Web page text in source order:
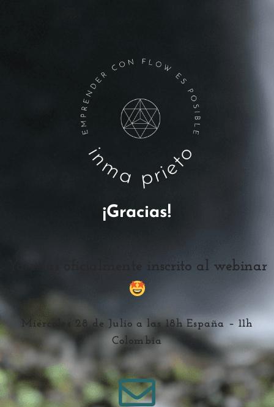
¡Gracias!
Ya estás oficialmente inscrito al webinar
Miércoles 28 de Julio a las 18h España – 11h
Colombia